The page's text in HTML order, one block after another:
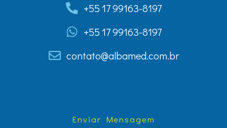
+55 17 99163-8197
+55 17 99163-8197
contato@albamed.com.br
Enviar Mensagem